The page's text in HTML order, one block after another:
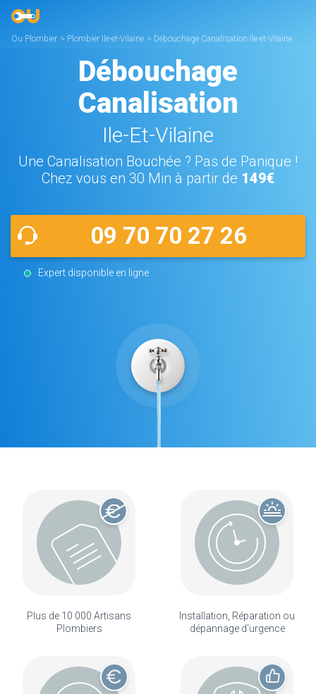
Ou Plombier > Plombier Ile-et-Vilaine > Débouchage Canalisation Ile-et-Vilaine
Débouchage
Canalisation
Ile-Et-Vilaine
Une Canalisation Bouchée ? Pas de Panique !
Chez vous en 30 Min à partir de 149€
09 70 70 27 26
Expert disponible en ligne
Plus de 10 000 Artisans
Plombiers
Installation, Réparation ou
dépannage d'urgence